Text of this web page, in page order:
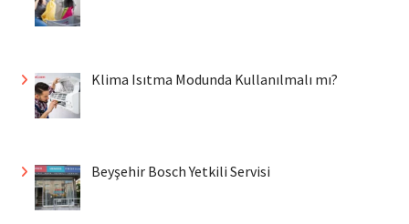
Klima Isıtma Modunda Kullanılmalı mı?
Beyşehir Bosch Yetkili Servisi